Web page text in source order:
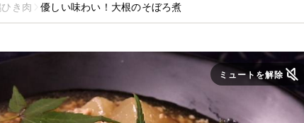
ひき肉 優しい味わい！大根のそぼろ煮
ミュートを解除